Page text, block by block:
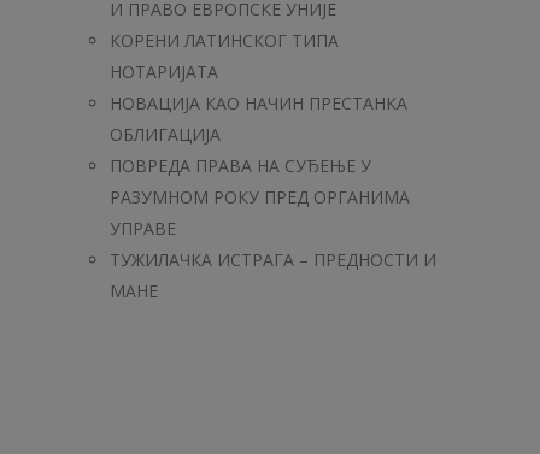
И ПРАВО ЕВРОПСКЕ УНИЈЕ
КОРЕНИ ЛАТИНСКОГ ТИПА
НОТАРИЈАТА
НОВАЦИЈА КАО НАЧИН ПРЕСТАНКА
ОБЛИГАЦИЈА
ПОВРЕДА ПРАВА НА СУЂЕЊЕ У
РАЗУМНОМ РОКУ ПРЕД ОРГАНИМА
УПРАВЕ
ТУЖИЛАЧКА ИСТРАГА – ПРЕДНОСТИ И
МАНЕ